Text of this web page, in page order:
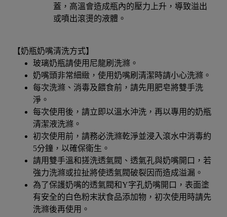
蓋，高溫會造成瓶內的壓力上升，導致溢出
或噴出滾燙的液體。
【奶瓶奶嘴清洗方式】
玻璃奶瓶請使用尼龍刷洗滌。
奶嘴頭非常細緻，使用奶嘴刷清潔時請小心洗滌。
每次洗滌、消毒及餵食前，請先用肥皂將雙手洗
淨。
每次使用後，請立即以溫水沖洗，再以專用的奶瓶
清潔液洗滌。
初次使用前，請務必洗滌乾淨並浸入滾水中消毒約
5分鐘，以確保衛生。
請用雙手溫和搓洗透氣閥、透氣孔與奶嘴開口，若
強力洗滌或拉扯將使透氣閥破裂因而造成溢漏。
為了保護奶嘴的透氣閥和Y字孔奶嘴開口，表面塗
有安全的白色粉末狀食品添加物，初次使用時請先
洗滌後再使用。